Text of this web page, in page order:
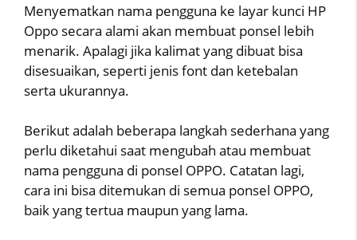
Menyematkan nama pengguna ke layar kunci HP
Oppo secara alami akan membuat ponsel lebih
menarik. Apalagi jika kalimat yang dibuat bisa
disesuaikan, seperti jenis font dan ketebalan
serta ukurannya.
Berikut adalah beberapa langkah sederhana yang
perlu diketahui saat mengubah atau membuat
nama pengguna di ponsel OPPO. Catatan lagi,
cara ini bisa ditemukan di semua ponsel OPPO,
baik yang tertua maupun yang lama.